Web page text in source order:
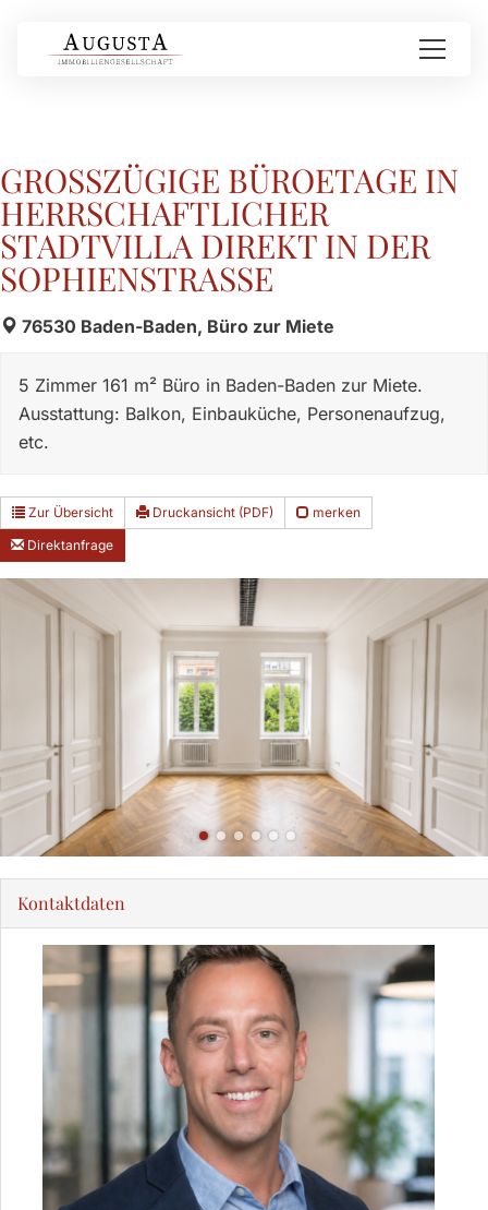
GROSSZÜGIGE BÜROETAGE IN H
ERRSCHAFTLICHER S
TADTVILLA DIREKT IN DER S
OPHIENSTRASSE
76530 Baden-Baden, Büro zur Miete
5 Zimmer 161 m² Büro in Baden-Baden zur Miete.
Ausstattung: Balkon, Einbauküche, Personenaufzug,
etc.
Zur Übersicht Druckansicht (PDF)
merken
Direktanfrage
Kontaktdaten